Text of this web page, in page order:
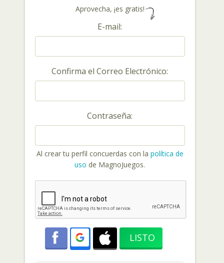
Aprovecha, ¡es gratis!
E-mail:
Confirma el Correo Electrónico:
Contraseña:
Al crear tu perfil concuerdas con la política de
uso de MagnoJuegos.